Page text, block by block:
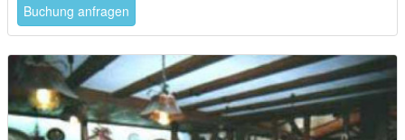
Buchung anfragen